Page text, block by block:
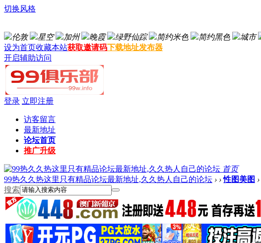
切换风格
伦敦 星空 加州 晚霞 绿野仙踪 简约米色 简约黑色 城市
设为首页收藏本站获取邀请码下载地址发布器
开启辅助访问
登录 立即注册
访客留言
最新地址
论坛首页
推广升级
首页
99热久久热这里只有精品论坛最新地址,久久热人自己的论坛 › › 性图美图 ›
搜索